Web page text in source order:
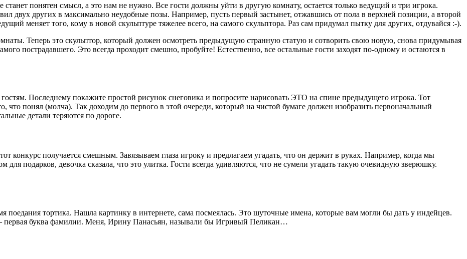
станет понятен смысл, а это нам не нужно. Все гости должны уйти в другую комнату, остается только ведущий и три игрока.
двух других в максимально неудобные позы. Например, пусть первый застынет, отжавшись от пола в верхней позиции, а второй
меняет того, кому в новой скульптуре тяжелее всего, на самого скульптора. Раз сам придумал пытку для других, отдувайся :-).
Теперь это скульптор, который должен осмотреть предыдущую странную статую и сотворить свою новую, снова придумывая
пострадавшего. Это всегда проходит смешно, пробуйте! Естественно, все остальные гости заходят по-одному и остаются в
Последнему покажите простой рисунок снеговика и попросите нарисовать ЭТО на спине предыдущего игрока. Тот
что понял (молча). Так доходим до первого в этой очереди, который на чистой бумаге должен изобразить первоначальный
детали теряются по дороге.
конкурс получается смешным. Завязываем глаза игроку и предлагаем угадать, что он держит в руках. Например, когда мы
подарков, девочка сказала, что это улитка. Гости всегда удивляются, что не сумели угадать такую очевидную зверюшку.
поедания тортика. Нашла картинку в интернете, сама посмеялась. Это шуточные имена, которые вам могли бы дать у индейцев.
буква фамилии. Меня, Ирину Панасьян, называли бы Игривый Пеликан…